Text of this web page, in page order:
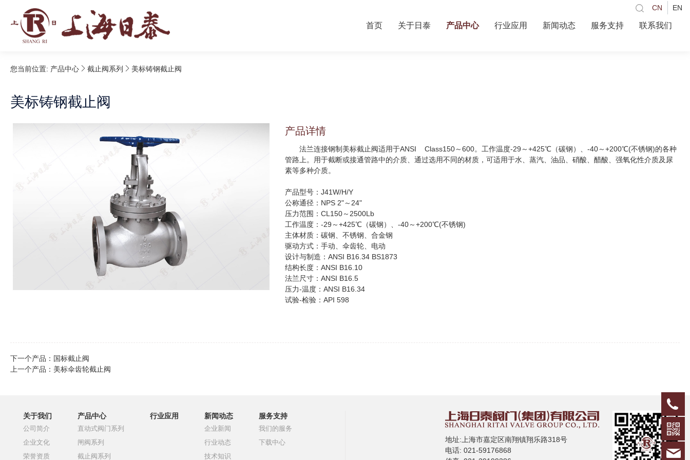
首页 关于日泰 产品中心 行业应用 新闻动态 服务支持 联系我们
CN EN
您当前位置: 产品中心 截止阀系列 美标铸钢截止阀
美标铸钢截止阀
产品详情
法兰连接钢制美标截止阀适用于ANSI Class150～600。工作温度-29～+425℃（碳钢）、-40～+200℃(不锈钢)的各种
管路上。用于截断或接通管路中的介质、通过选用不同的材质，可适用于水、蒸汽、油品、硝酸、醋酸、强氧化性介质及尿
素等多种介质。
产品型号：J41W/H/Y
公称通径：NPS 2"～24"
压力范围：CL150～2500Lb
工作温度：-29～+425℃（碳钢）、-40～+200℃(不锈钢)
主体材质：碳钢、不锈钢、合金钢
驱动方式：手动、伞齿轮、电动
设计与制造：ANSI B16.34 BS1873
结构长度：ANSI B16.10
法兰尺寸：ANSI B16.5
压力-温度：ANSI B16.34
试验-检验：API 598
下一个产品： 国标截止阀
上一个产品： 美标伞齿轮截止阀
关于我们
公司简介
企业文化
荣誉资质
产品中心
直动式阀门系列
闸阀系列
截止阀系列
行业应用 新闻动态
企业新闻
行业动态
技术知识
服务支持
我们的服务
下载中心
地址:上海市嘉定区南翔镇翔乐路318号
电话: 021-59176868